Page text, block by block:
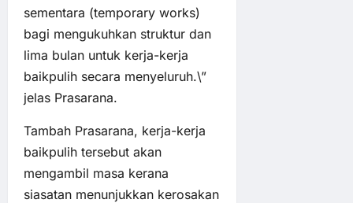
sementara (temporary works)
bagi mengukuhkan struktur dan
lima bulan untuk kerja-kerja
baikpulih secara menyeluruh.\”
jelas Prasarana.
Tambah Prasarana, kerja-kerja
baikpulih tersebut akan
mengambil masa kerana
siasatan menunjukkan kerosakan